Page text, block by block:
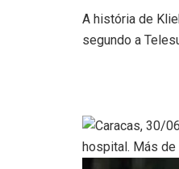
A história de
segundo a